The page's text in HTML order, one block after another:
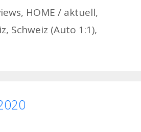
, HOME / aktuell,
, Schweiz (Auto 1:1),